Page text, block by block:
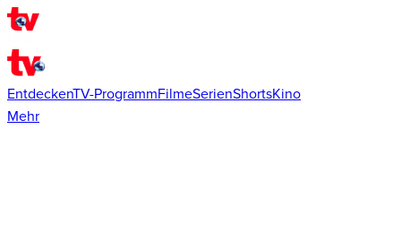
EntdeckenTV-ProgrammFilmeSerienShortsKino
Mehr